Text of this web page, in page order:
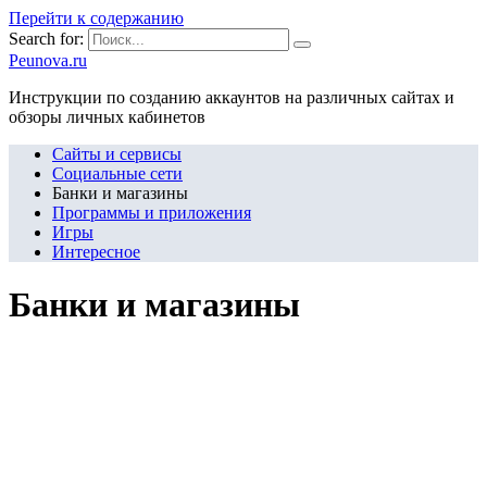
Перейти к содержанию
Search for:
Peunova.ru
Инструкции по созданию аккаунтов на различных сайтах и
обзоры личных кабинетов
Сайты и сервисы
Социальные сети
Банки и магазины
Программы и приложения
Игры
Интересное
Банки и магазины